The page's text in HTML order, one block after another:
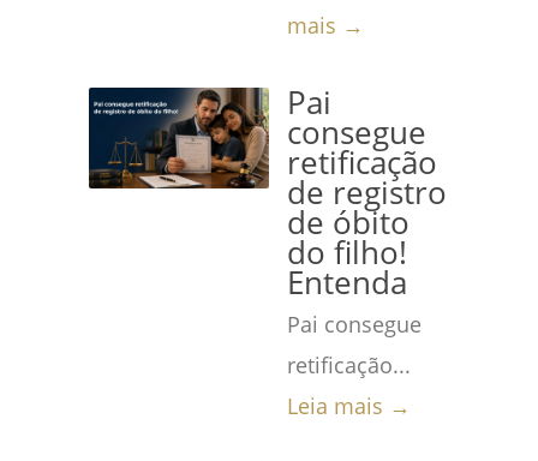
mais →
Pai
consegue
retificação
de registro
de óbito
do filho!
Entenda
Pai consegue
retificação...
Leia mais →